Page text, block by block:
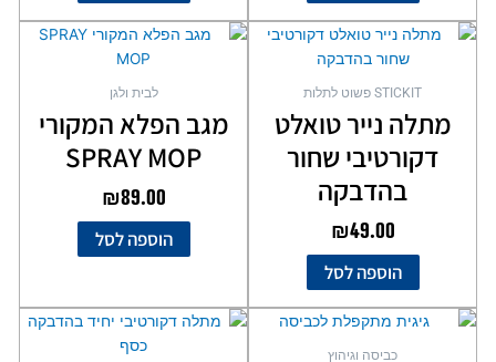
STICKIT פשוט לתלות
מתלה נייר טואלט
דקורטיבי שחור
בהדבקה
₪49.00
הוספה לסל
לבית ולגן
מגב הפלא המקורי
SPRAY MOP
₪89.00
הוספה לסל
כביסה וגיהוץ